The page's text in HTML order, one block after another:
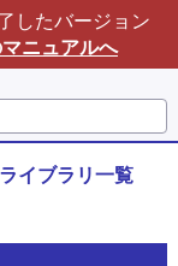
したバージョン
ニュアルへ
ライブラリ一覧